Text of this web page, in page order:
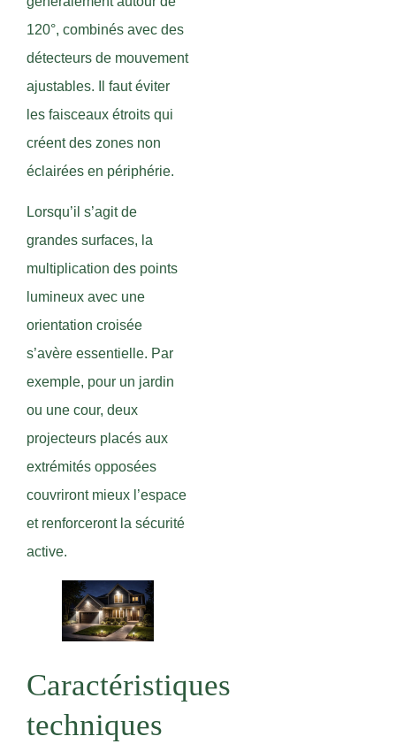
120°, combinés avec des
détecteurs de mouvement
ajustables. Il faut éviter
les faisceaux étroits qui
créent des zones non
éclairées en périphérie.
Lorsqu’il s’agit de
grandes surfaces, la
multiplication des points
lumineux avec une
orientation croisée
s’avère essentielle. Par
exemple, pour un jardin
ou une cour, deux
projecteurs placés aux
extrémités opposées
couvriront mieux l’espace
et renforceront la sécurité
active.
Caractéristiques
techniques